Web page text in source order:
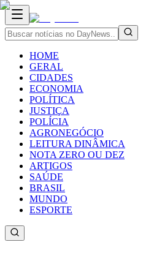
HOME
GERAL
CIDADES
ECONOMIA
POLÍTICA
JUSTIÇA
POLÍCIA
AGRONEGÓCIO
LEITURA DINÂMICA
NOTA ZERO OU DEZ
ARTIGOS
SAÚDE
BRASIL
MUNDO
ESPORTE